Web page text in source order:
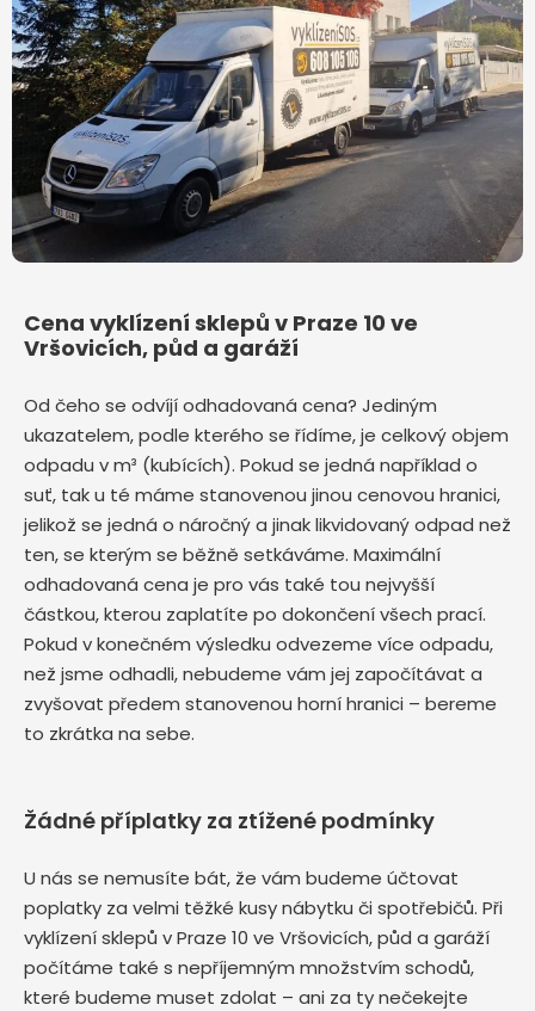
Cena vyklízení sklepů v Praze 10 ve
Vršovicích, půd a garáží
Od čeho se odvíjí odhadovaná cena? Jediným
ukazatelem, podle kterého se řídíme, je celkový objem
odpadu v m³ (kubících). Pokud se jedná například o
suť, tak u té máme stanovenou jinou cenovou hranici,
jelikož se jedná o náročný a jinak likvidovaný odpad než
ten, se kterým se běžně setkáváme. Maximální
odhadovaná cena je pro vás také tou nejvyšší
částkou, kterou zaplatíte po dokončení všech prací.
Pokud v konečném výsledku odvezeme více odpadu,
než jsme odhadli, nebudeme vám jej započítávat a
zvyšovat předem stanovenou horní hranici – bereme
to zkrátka na sebe.
Žádné příplatky za ztížené podmínky
U nás se nemusíte bát, že vám budeme účtovat
poplatky za velmi těžké kusy nábytku či spotřebičů. Při
vyklízení sklepů v Praze 10 ve Vršovicích, půd a garáží
počítáme také s nepříjemným množstvím schodů,
které budeme muset zdolat – ani za ty nečekejte